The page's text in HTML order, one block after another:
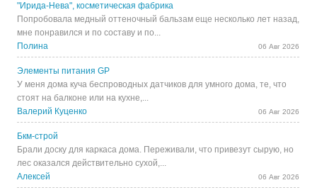
"Ирида-Нева", косметическая фабрика
Попробовала медный оттеночный бальзам еще несколько лет назад,
мне понравился и по составу и по...
Полина
06 Авг 2026
Элементы питания GP
У меня дома куча беспроводных датчиков для умного дома, те, что
стоят на балконе или на кухне,...
Валерий Куценко
06 Авг 2026
Бкм-строй
Брали доску для каркаса дома. Переживали, что привезут сырую, но
лес оказался действительно сухой,...
Алексей
06 Авг 2026